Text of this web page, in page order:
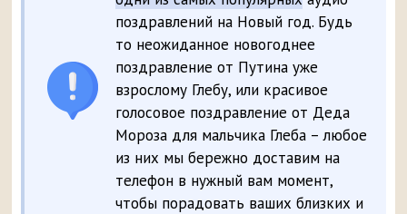
поздравлений на Новый год. Будь
то неожиданное новогоднее
поздравление от Путина уже
взрослому Глебу, или красивое
голосовое поздравление от Деда
Мороза для мальчика Глеба – любое
из них мы бережно доставим на
телефон в нужный вам момент,
чтобы порадовать ваших близких и